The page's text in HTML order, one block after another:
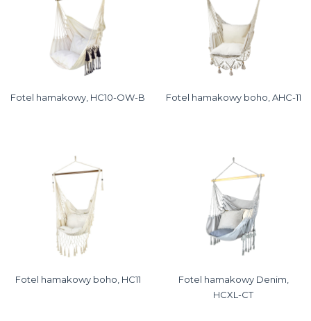
Fotel hamakowy, HC10-OW-B Fotel hamakowy boho, AHC-11
Fotel hamakowy boho, HC11
Fotel hamakowy Denim,
HCXL-CT